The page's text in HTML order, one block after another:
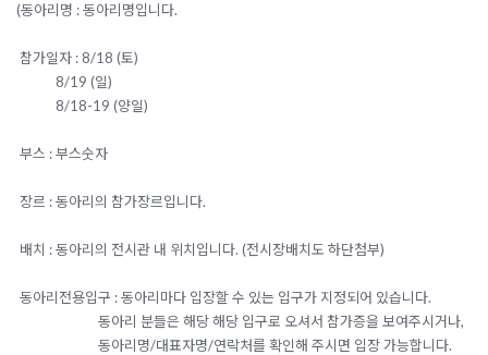
(동아리명 : 동아리명입니다.
참가일자 : 8/18 (토)
8/19 (일)
8/18-19 (양일)
부스 : 부스숫자
장르 : 동아리의 참가장르입니다.
배치 : 동아리의 전시관 내 위치입니다. (전시장배치도 하단첨부)
동아리전용입구 : 동아리마다 입장할 수 있는 입구가 지정되어 있습니다.
동아리 분들은 해당 해당 입구로 오셔서 참가증을 보여주시거나,
동아리명/대표자명/연락처를 확인해 주시면 입장 가능합니다.